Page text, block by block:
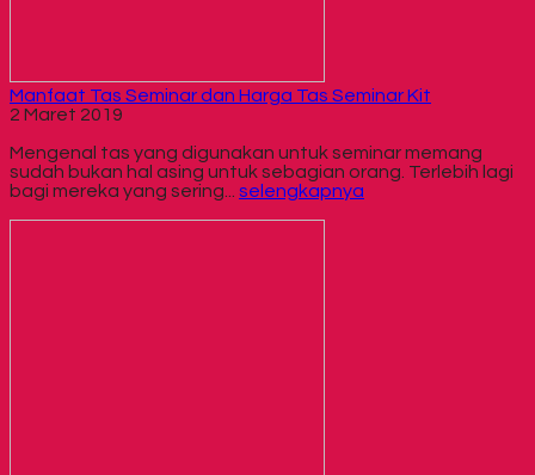
Manfaat Tas Seminar dan Harga Tas Seminar Kit
2 Maret 2019
Mengenal tas yang digunakan untuk seminar memang
sudah bukan hal asing untuk sebagian orang. Terlebih lagi
bagi mereka yang sering... selengkapnya